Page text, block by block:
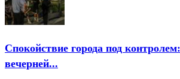
Спокойствие города под
вечерней...